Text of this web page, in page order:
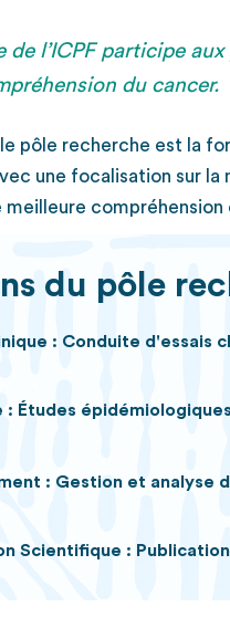
de l’ICPF participe
du cancer.
pôle recherche est la
une focalisation sur
meilleure
du pôle
: Conduite
: Études
: Gestion et
Scientifique :